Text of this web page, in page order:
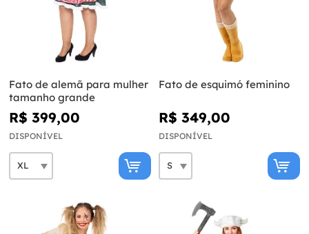
Fato de alemã para mulher
tamanho grande
R$ 399,00
DISPONÍVEL
Fato de esquimó feminino
R$ 349,00
DISPONÍVEL